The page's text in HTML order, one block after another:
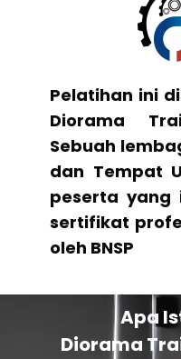
Pelatihan ini
Diorama
Sebuah
dan Tempat
peserta yang
sertifikat
oleh BNSP
Apa
Diorama